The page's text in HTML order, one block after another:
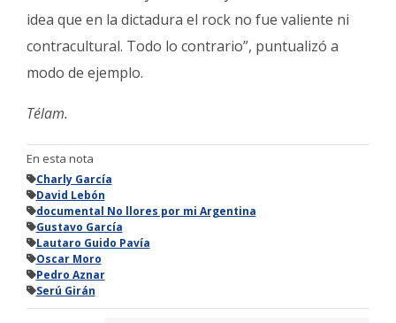
idea que en la dictadura el rock no fue valiente ni
contracultural. Todo lo contrario”, puntualizó a
modo de ejemplo.
Télam.
En esta nota
Charly García
David Lebón
documental No llores por mi Argentina
Gustavo García
Lautaro Guido Pavía
Oscar Moro
Pedro Aznar
Serú Girán